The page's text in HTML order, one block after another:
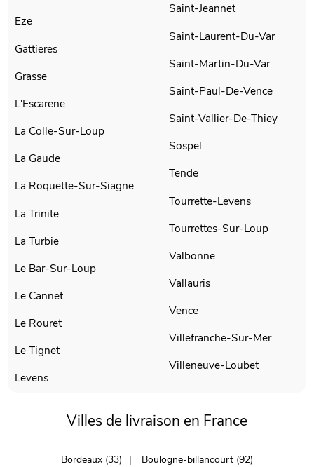
Eze
Gattieres
Grasse
L'Escarene
La Colle-Sur-Loup
La Gaude
La Roquette-Sur-Siagne
La Trinite
La Turbie
Le Bar-Sur-Loup
Le Cannet
Le Rouret
Le Tignet
Levens
Saint-Jeannet
Saint-Laurent-Du-Var
Saint-Martin-Du-Var
Saint-Paul-De-Vence
Saint-Vallier-De-Thiey
Sospel
Tende
Tourrette-Levens
Tourrettes-Sur-Loup
Valbonne
Vallauris
Vence
Villefranche-Sur-Mer
Villeneuve-Loubet
Villes de livraison en France
Bordeaux (33)
Boulogne-billancourt (92)